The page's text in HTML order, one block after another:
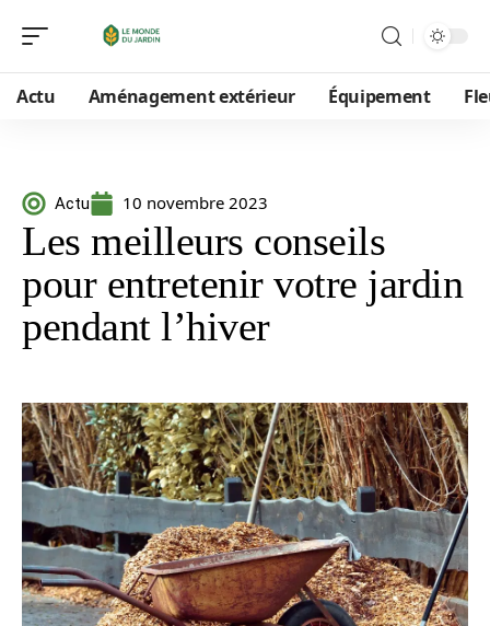
Actu Aménagement extérieur Équipement
Actu 10 novembre 2023
Les meilleurs conseils
pour entretenir votre jardin
pendant l’hiver